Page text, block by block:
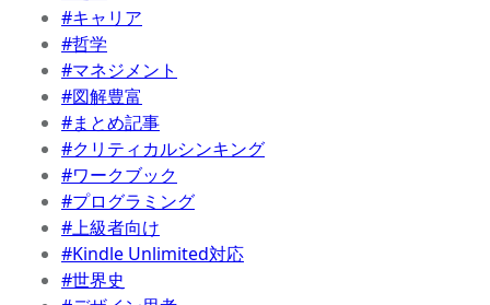
#キャリア
#哲学
#マネジメント
#図解豊富
#まとめ記事
#クリティカルシンキング
#ワークブック
#プログラミング
#上級者向け
#Kindle Unlimited対応
#世界史